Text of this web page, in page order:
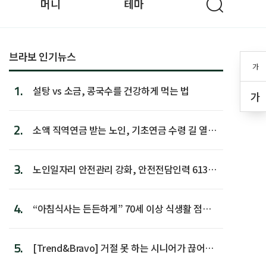
가
가
머니 테마
브라보 인기뉴스
1. 설탕 vs 소금, 콩국수를 건강하게 먹는 법
2.
소액 직역연금 받는 노인, 기초연금 수령 길 열린
3.
노인일자리 안전관리 강화, 안전전담인력 613명
4.
“아침식사는 든든하게” 70세 이상 식생활 점수
5.
[Trend&Bravo] 거절 못 하는 시니어가 끊어야